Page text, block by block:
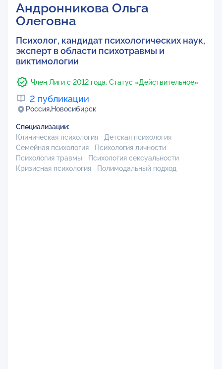
Андронникова Ольга
Олеговна
Психолог, кандидат психологических наук,
эксперт в области психотравмы и
виктимологии
Член Лиги с 2012 года. Статус «Действительное»
2 публикации
Россия,Новосибирск
Специализации:
Клиническая психология
Детская психология
Семейная психология
Психология личности
Психология травмы
Психология сексуальности
Кризисная психология
Полимодальный подход